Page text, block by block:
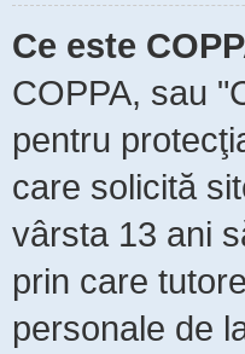
Ce este
COPPA, sau
pentru
care solicită
vârsta 13 ani
prin care
personale de